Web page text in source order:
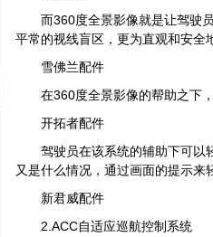
而360度全景影像就是让驾驶
平常的视线盲区，更为直观和安全
雪佛兰配件
在360度全景影像的帮助之下
开拓者配件
驾驶员在该系统的辅助下可以
又是什么情况，通过画面的提示
新君威配件
2.ACC自适应巡航控制系统